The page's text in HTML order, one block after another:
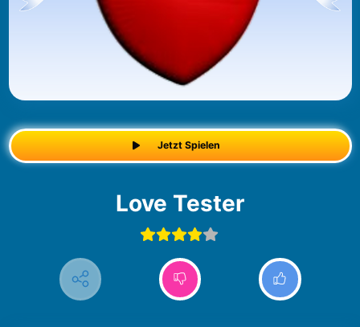
Jetzt Spielen
Love Tester